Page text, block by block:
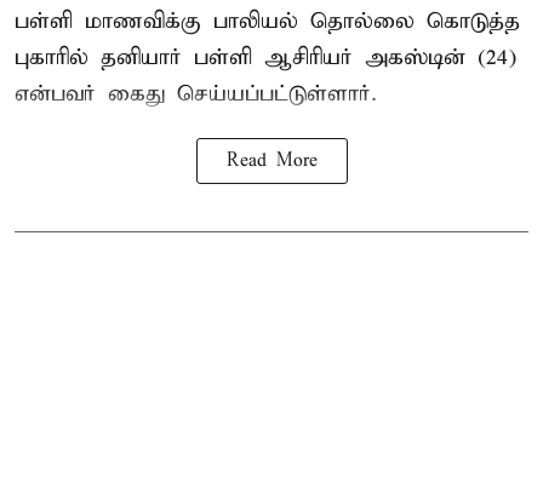
பள்ளி மாணவிக்கு பாலியல் தொல்லை கொடுத்த
புகாரில் தனியார் பள்ளி ஆசிரியர் அகஸ்டின் (24)
என்பவர் கைது செய்யப்பட்டுள்ளார்.
Read More